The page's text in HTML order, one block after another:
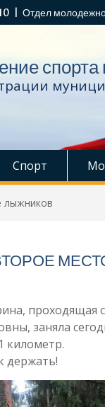
| Отдел
Спорт
лыжников
проходящая
заняла
километр.
держать!